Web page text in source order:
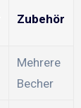
Zubehör
Mehrere
Becher